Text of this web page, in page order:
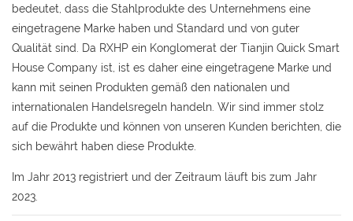
bedeutet, dass die Stahlprodukte des Unternehmens eine
eingetragene Marke haben und Standard und von guter
Qualität sind. Da RXHP ein Konglomerat der Tianjin Quick Smart
House Company ist, ist es daher eine eingetragene Marke und
kann mit seinen Produkten gemäß den nationalen und
internationalen Handelsregeln handeln. Wir sind immer stolz
auf die Produkte und können von unseren Kunden berichten, die
sich bewährt haben diese Produkte.
Im Jahr 2013 registriert und der Zeitraum läuft bis zum Jahr
2023.